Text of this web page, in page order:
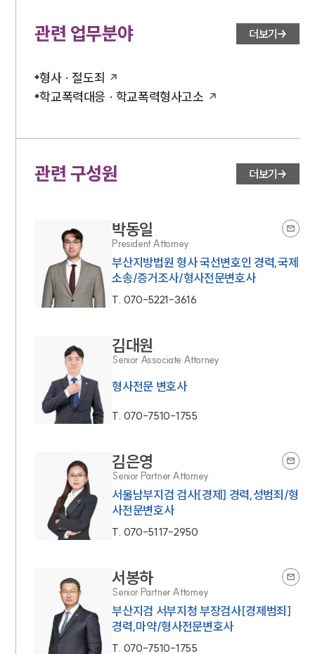
관련 업무분야 더보기
형사 · 절도죄
학교폭력대응 · 학교폭력형사고소
관련 구성원 더보기
박동일
President Attorney
부산지방법원 형사 국선변호인 경력,국제
소송/증거조사/형사전문변호사
T. 070-5221-3616
김대원
Senior Associate Attorney
형사전문 변호사
T. 070-7510-1755
김은영
Senior Partner Attorney
서울남부지검 검사[경제] 경력,성범죄/형
사전문변호사
T. 070-5117-2950
서봉하
Senior Partner Attorney
부산지검 서부지청 부장검사[경제범죄]
경력,마약/형사전문변호사
T. 070-7510-1755